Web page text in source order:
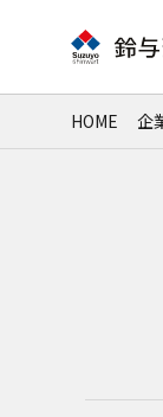
HOME 企